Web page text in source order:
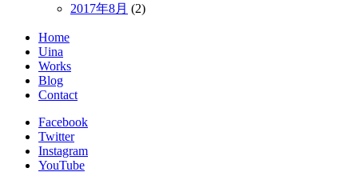
2017年8月 (2)
Home
Uina
Works
Blog
Contact
Facebook
Twitter
Instagram
YouTube